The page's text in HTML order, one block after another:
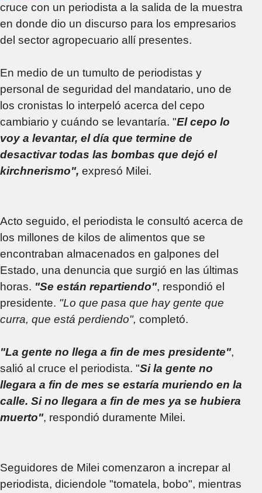
cruce con un periodista a la salida de la muestra
en donde dio un discurso para los empresarios
del sector agropecuario allí presentes.
En medio de un tumulto de periodistas y
personal de seguridad del mandatario, uno de
los cronistas lo interpeló acerca del cepo
cambiario y cuándo se levantaría. "El cepo lo
voy a levantar, el día que termine de
desactivar todas las bombas que dejó el
kirchnerismo", expresó Milei.
Acto seguido, el periodista le consultó acerca de
los millones de kilos de alimentos que se
encontraban almacenados en galpones del
Estado, una denuncia que surgió en las últimas
horas. "Se están repartiendo", respondió el
presidente. "Lo que pasa que hay gente que
curra, que está perdiendo", completó.
"La gente no llega a fin de mes presidente",
salió al cruce el periodista. "Si la gente no
llegara a fin de mes se estaría muriendo en la
calle. Si no llegara a fin de mes ya se hubiera
muerto", respondió duramente Milei.
Seguidores de Milei comenzaron a increpar al
periodista, diciendole "tomatela, bobo", mientras